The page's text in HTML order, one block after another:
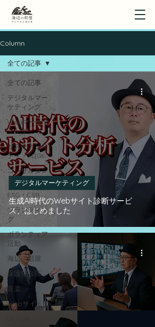
Column
全ての記事
デジタルマー
ケティング
Webマーケテ
ィング
サステナビリ
ティ・SDGs
コンサルタン
ト
ESG・CSR
ブランディン
グ
ボランティア
活動
海辺の部屋
保護猫３匹
音楽
Webサイト
全ての記事
生成AI時代のWebサイト診断サービ
ス、はじめました
デジタルマーケティング